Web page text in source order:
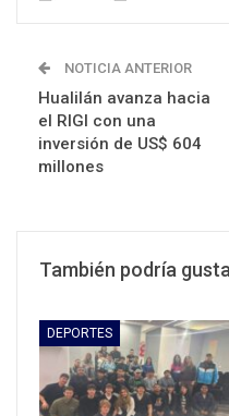
NOTICIA ANTERIOR
Hualilán avanza hacia
el RIGI con una
inversión de US$ 604
millones
También podría
DEPORTES